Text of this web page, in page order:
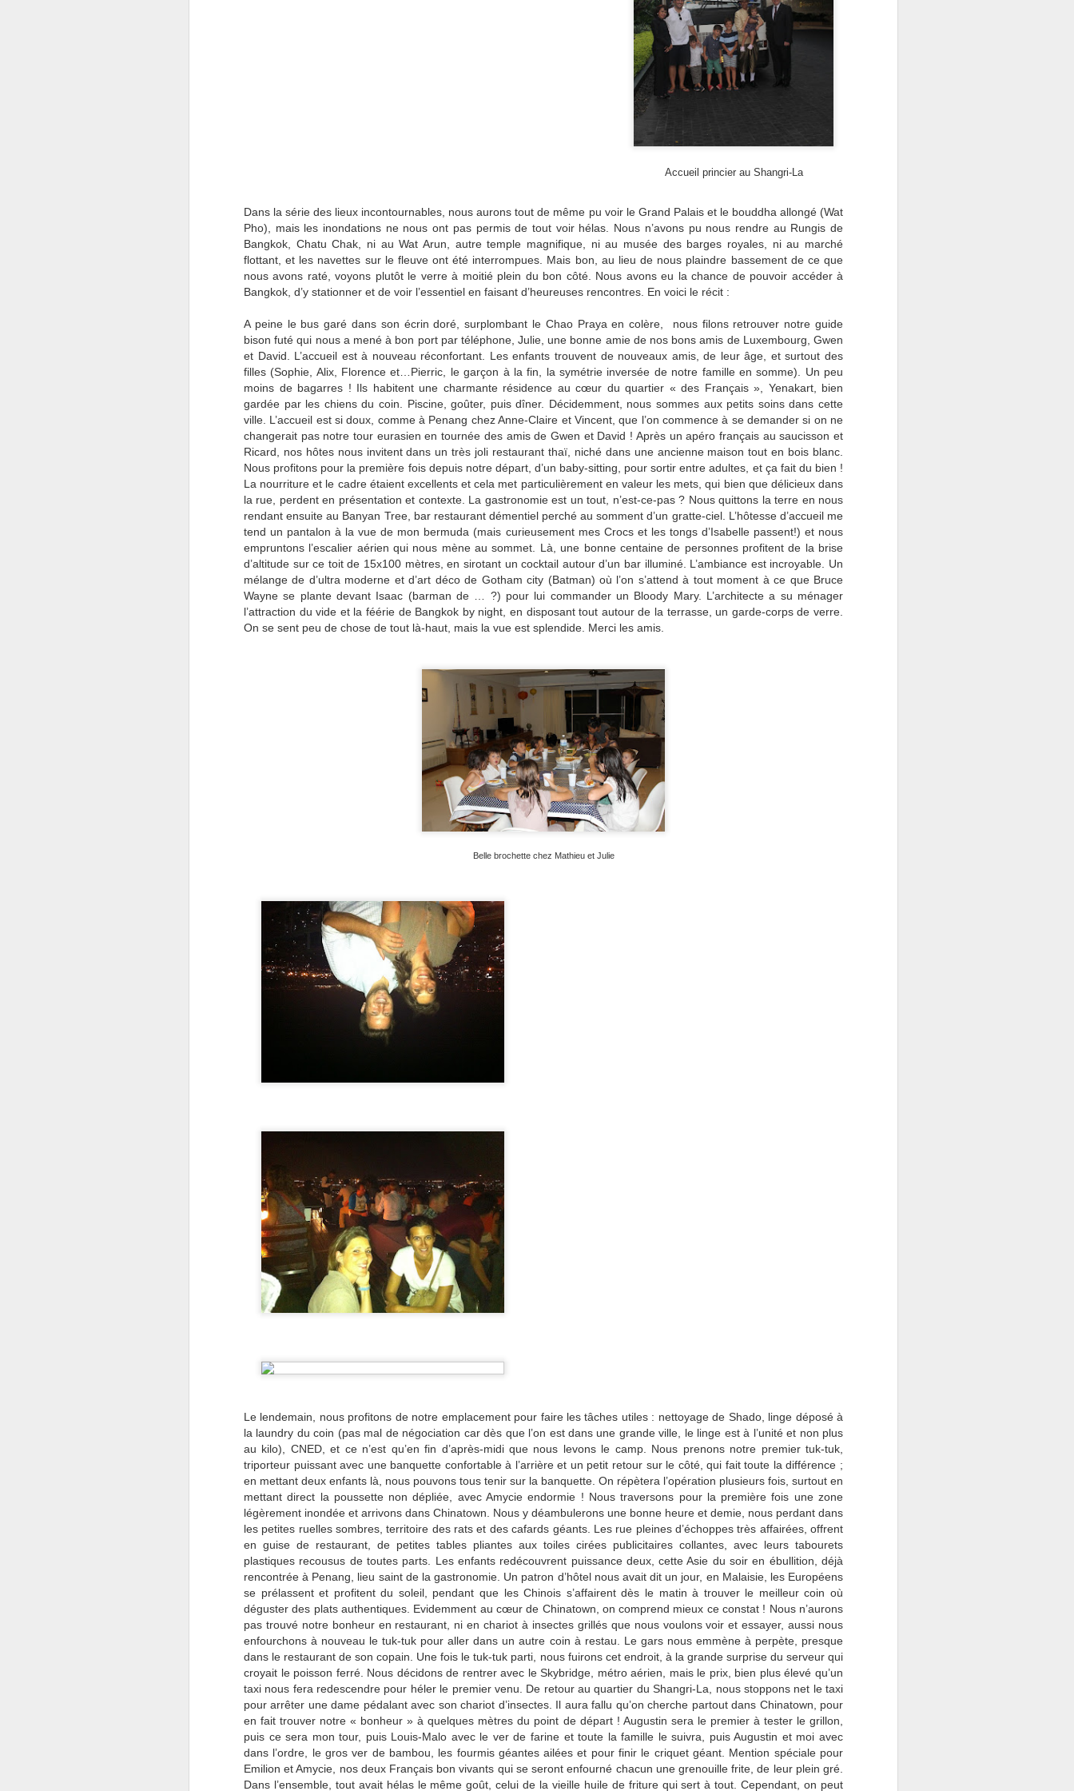
Accueil princier au Shangri-La
Dans la série des lieux incontournables, nous aurons tout de même pu voir le Grand Palais et le bouddha allongé (Wat
Pho), mais les inondations ne nous ont pas permis de tout voir hélas. Nous n’avons pu nous rendre au Rungis de
Bangkok, Chatu Chak, ni au Wat Arun, autre temple magnifique, ni au musée des barges royales, ni au marché
flottant, et les navettes sur le fleuve ont été interrompues. Mais bon, au lieu de nous plaindre bassement de ce que
nous avons raté, voyons plutôt le verre à moitié plein du bon côté. Nous avons eu la chance de pouvoir accéder à
Bangkok, d’y stationner et de voir l’essentiel en faisant d’heureuses rencontres. En voici le récit :
A peine le bus garé dans son écrin doré, surplombant le Chao Praya en colère, nous filons retrouver notre guide
bison futé qui nous a mené à bon port par téléphone, Julie, une bonne amie de nos bons amis de Luxembourg, Gwen
et David. L’accueil est à nouveau réconfortant. Les enfants trouvent de nouveaux amis, de leur âge, et surtout des
filles (Sophie, Alix, Florence et…Pierric, le garçon à la fin, la symétrie inversée de notre famille en somme). Un peu
moins de bagarres ! Ils habitent une charmante résidence au cœur du quartier « des Français », Yenakart, bien
gardée par les chiens du coin. Piscine, goûter, puis dîner. Décidemment, nous sommes aux petits soins dans cette
ville. L’accueil est si doux, comme à Penang chez Anne-Claire et Vincent, que l’on commence à se demander si on ne
changerait pas notre tour eurasien en tournée des amis de Gwen et David ! Après un apéro français au saucisson et
Ricard, nos hôtes nous invitent dans un très joli restaurant thaï, niché dans une ancienne maison tout en bois blanc.
Nous profitons pour la première fois depuis notre départ, d’un baby-sitting, pour sortir entre adultes, et ça fait du bien !
La nourriture et le cadre étaient excellents et cela met particulièrement en valeur les mets, qui bien que délicieux dans
la rue, perdent en présentation et contexte. La gastronomie est un tout, n’est-ce-pas ? Nous quittons la terre en nous
rendant ensuite au Banyan Tree, bar restaurant démentiel perché au somment d’un gratte-ciel. L’hôtesse d’accueil me
tend un pantalon à la vue de mon bermuda (mais curieusement mes Crocs et les tongs d’Isabelle passent!) et nous
empruntons l’escalier aérien qui nous mène au sommet. Là, une bonne centaine de personnes profitent de la brise
d’altitude sur ce toit de 15x100 mètres, en sirotant un cocktail autour d’un bar illuminé. L’ambiance est incroyable. Un
mélange de d’ultra moderne et d’art déco de Gotham city (Batman) où l’on s’attend à tout moment à ce que Bruce
Wayne se plante devant Isaac (barman de … ?) pour lui commander un Bloody Mary. L’architecte a su ménager
l’attraction du vide et la féérie de Bangkok by night, en disposant tout autour de la terrasse, un garde-corps de verre.
On se sent peu de chose de tout là-haut, mais la vue est splendide. Merci les amis.
Belle brochette chez Mathieu et Julie
Le lendemain, nous profitons de notre emplacement pour faire les tâches utiles : nettoyage de Shado, linge déposé à
la laundry du coin (pas mal de négociation car dès que l’on est dans une grande ville, le linge est à l’unité et non plus
au kilo), CNED, et ce n’est qu’en fin d’après-midi que nous levons le camp. Nous prenons notre premier tuk-tuk,
triporteur puissant avec une banquette confortable à l’arrière et un petit retour sur le côté, qui fait toute la différence ;
en mettant deux enfants là, nous pouvons tous tenir sur la banquette. On répètera l’opération plusieurs fois, surtout en
mettant direct la poussette non dépliée, avec Amycie endormie ! Nous traversons pour la première fois une zone
légèrement inondée et arrivons dans Chinatown. Nous y déambulerons une bonne heure et demie, nous perdant dans
les petites ruelles sombres, territoire des rats et des cafards géants. Les rue pleines d’échoppes très affairées, offrent
en guise de restaurant, de petites tables pliantes aux toiles cirées publicitaires collantes, avec leurs tabourets
plastiques recousus de toutes parts. Les enfants redécouvrent puissance deux, cette Asie du soir en ébullition, déjà
rencontrée à Penang, lieu saint de la gastronomie. Un patron d’hôtel nous avait dit un jour, en Malaisie, les Européens
se prélassent et profitent du soleil, pendant que les Chinois s’affairent dès le matin à trouver le meilleur coin où
déguster des plats authentiques. Evidemment au cœur de Chinatown, on comprend mieux ce constat ! Nous n’aurons
pas trouvé notre bonheur en restaurant, ni en chariot à insectes grillés que nous voulons voir et essayer, aussi nous
enfourchons à nouveau le tuk-tuk pour aller dans un autre coin à restau. Le gars nous emmène à perpète, presque
dans le restaurant de son copain. Une fois le tuk-tuk parti, nous fuirons cet endroit, à la grande surprise du serveur qui
croyait le poisson ferré. Nous décidons de rentrer avec le Skybridge, métro aérien, mais le prix, bien plus élevé qu’un
taxi nous fera redescendre pour héler le premier venu. De retour au quartier du Shangri-La, nous stoppons net le taxi
pour arrêter une dame pédalant avec son chariot d’insectes. Il aura fallu qu’on cherche partout dans Chinatown, pour
en fait trouver notre « bonheur » à quelques mètres du point de départ ! Augustin sera le premier à tester le grillon,
puis ce sera mon tour, puis Louis-Malo avec le ver de farine et toute la famille le suivra, puis Augustin et moi avec
dans l’ordre, le gros ver de bambou, les fourmis géantes ailées et pour finir le criquet géant. Mention spéciale pour
Emilion et Amycie, nos deux Français bon vivants qui se seront enfourné chacun une grenouille frite, de leur plein gré.
Dans l’ensemble, tout avait hélas le même goût, celui de la vieille huile de friture qui sert à tout. Cependant, on peut
l'assurance du bus (100$). Les policiers tout sourire, parlant bien
anglais, et le personnel des douanes aidant. Nous nous sentons
soudain plus légers, laissant derrière nous les problèmes de douane, les
Lundi 25 juin, cinq heures de la plus incompréhensible douane de
résumerai comme suit: Isabelle commencera par enfiler le voile redouté,
perçu comme une contrainte morale, et physique vue la chaleur intense
de la saison. Le médecin-chef commencera par nous imposer l'ingestion
par nos enfants d'un vaccin anti-polio, malgré nos protestations.
JUL
3
Turkmenistan, coup de vent
Une heure trente depuis Bukhara en Ouzbékistan, pour rejoindre
la frontière. Comme prévu, celle ouzbèque, même pour sortir,
nous embête une dernière fois. Le papier autorisant l’entrée du bus a
expiré il y a trois jours. Longues discussions et montées en grade
jusqu’au grand chef, que je ne verrai pas, un peu comme Charlie dans
« Drôle de dames ». Un des jeunes officiers parle français et se propose
de m’assister, tout sourire.
JUN
21
Bukhara, le charme d'antan
Nous prenons la route vers Boukhara à 5h30 grâce à une nuit très
mouvementée entre les réveils très matinaux d'Amycie, un
cauchemar d'Emilion et de violents problèmes gastriques de Louis-
Malo. Au lieu de se recoucher, nous décidons de partir. La route sera
particulèrement mauvaise, extrêmement chaude à travers une plaine
désertique.
Chakhrisabz, département de la Dordogne
Nous prenons donc un taxi pour rejoindre Abdu Malik et les
expertes de Chakhrisabz. La route sera très belle car il faut
passer un col, mais nous aurons bien du mal à l’apprécier pleinement,
vue l’extrême vitesse adoptée par notre chauffeur. Heureusement, celui-
là ne fumait pas tout en téléphonant et en changeant la musique en
doublant un camion dans un virage. Nous arrivons vers 17h et après
quelques tours de piste, nous retrouvons Malik.
21
La route n’est pas trop mauvaise jusqu’à Samarcande et nous
serons arrêtés deux ou trois fois par la police. A un des arrêts, je
ne sais pas pourquoi, mais en repartant, plus de 3ème! Nous
rencontrons à ce moment-là des installateurs télécoms qui montent du
Huawei dans la campagne ouzbèque. Immédiatement ils me
considèrent comme leur frère de sang (certainement à cause du sang
chinois qui coule dans nos veines). Qu’à cela ne tienne, nous roulerons
jusqu’à Samarcande sans la 3ème.
15
N.B: 2ème partie du diaporama à la fin, sur Tachkent.
confortable mais pas trop dispendieux, il nous faudra bien deux heures
Ils peuvent nous laisser une chambre que nous devrons quitter à 8h,
puis attendre 11h pour en récupérer une autre.
JUN
15
Ouzbékistan est
Kirghizstan, le 18 mai 2012
Toutes mes excuses à mes chers lecteurs pour cette longue absence.
Vous allez être récompensés: 5 pages et 300 photos, pour
Attention: diaporama complet à la fin.
MAY
18
Kok Pel, la panne du ciel
Le lendemain matin, départ pour Och, ville frontière du Kirghizstan
à quelques 600km de là. La route est paraît-il magnifique et en
très bon état, avec malheureusement deux cols à plus de 3200m à
passer. Nous les franchirons allègrement, après avoir payé 40$ (les
Kirghizes paient l’équivalent de 5$, ce sont donc les étrangers et
notamment les camions chinois, qui financent l'entretien de cette route)
d’accès à cette route et au tunnel du col. La route est effectivement
superbe.
MAY
18
Bichkek
On redémarre tranquillement vers 11h du matin de Tamchy,
souvenez-vous, notre bivouac idyllique, et, après plusieurs
pannes de filtres (toujours le même nettoyage sous le fauteuil passager
avec 6 vis à retirer), nous parvenons enfin à Bichkek, mais de nuit.
Dîner dans un restau plutôt dispendieux mais avec une aire de jeux
salvatrice, qui nous laissera un peu de répit pour Skyper la famille.
Nous trouverons ensuite asile sur le parking du Hyatt, meilleur hôtel de
la ville.